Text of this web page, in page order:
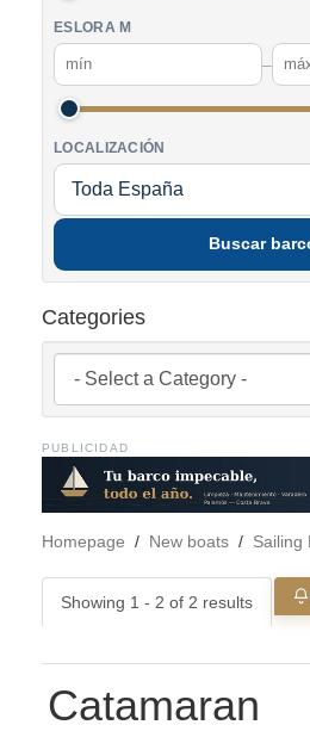
ESLORA M
–
LOCALIZACIÓN
Buscar
Categories
PUBLICIDAD
Homepage / New boats / Sailing
Showing 1 - 2 of 2 results
Catamaran